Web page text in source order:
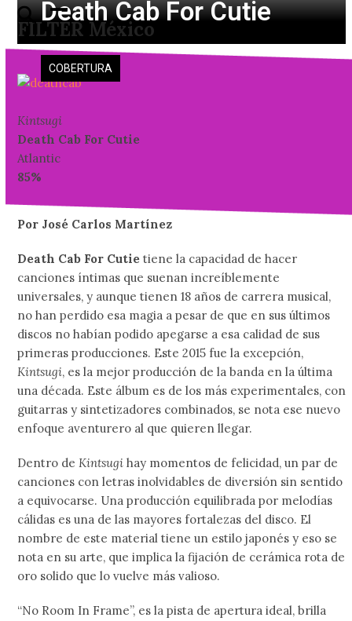
Skip
content
FILTER México
Open
mobile
menu
Close
mobile
menu
COBERTURA
Death Cab For Cutie
Kintsugi
Death Cab For Cutie
Atlantic
85%
Por José Carlos Martínez
Death Cab For Cutie tiene la capacidad de hacer
canciones íntimas que suenan increíblemente
universales, y aunque tienen 18 años de carrera musical,
no han perdido esa magia a pesar de que en sus últimos
discos no habían podido apegarse a esa calidad de sus
primeras producciones. Este 2015 fue la excepción,
Kintsugi, es la mejor producción de la banda en la última
una década. Este álbum es de los más experimentales, con
guitarras y sintetizadores combinados, se nota ese nuevo
enfoque aventurero al que quieren llegar.
Dentro deKintsugi hay momentos de felicidad, un par de
canciones con letras inolvidables de diversión sin sentido
a equivocarse. Una producción equilibrada por melodías
cálidas es una de las mayores fortalezas del disco. El
nombre de este material tiene un estilo japonés y eso se
nota en su arte, que implica la fijación de cerámica rota de
oro solido que lo vuelve más valioso.
“No Room In Frame”, es la pista de apertura ideal, brilla